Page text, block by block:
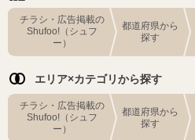
チラシ・広告掲載の
Shufoo!（シュフ
ー）
都道府県から
探す
エリア×カテゴリから探す
チラシ・広告掲載の
Shufoo!（シュフ
ー）
都道府県から
探す